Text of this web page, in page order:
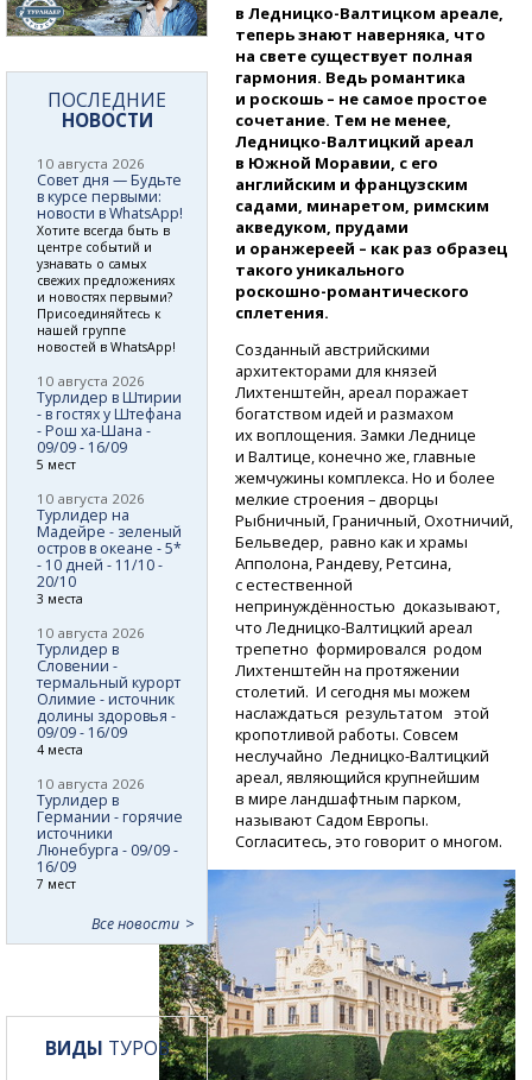
в Ледницко-Валтицком ареале,
теперь знают наверняка, что
на свете существует полная
гармония. Ведь романтика
и роскошь – не самое простое
сочетание. Тем не менее,
Ледницко-Валтицкий ареал
в Южной Моравии, с его
английским и французским
садами, минаретом, римским
акведуком, прудами
и оранжереей – как раз образец
такого уникального
роскошно-романтического
сплетения.
Созданный австрийскими
архитекторами для князей
Лихтенштейн, ареал поражает
богатством идей и размахом
их воплощения. Замки Леднице
и Валтице, конечно же, главные
жемчужины комплекса. Но и более
мелкие строения – дворцы
Рыбничный, Граничный, Охотничий,
Бельведер, равно как и храмы
Апполона, Рандеву, Ретсина,
с естественной
непринуждённостью доказывают,
что Ледницко-Валтицкий ареал
трепетно формировался родом
Лихтенштейн на протяжении
столетий. И сегодня мы можем
наслаждаться результатом этой
кропотливой работы. Совсем
неслучайно Ледницко-Валтицкий
ареал, являющийся крупнейшим
в мире ландшафтным парком,
называют Садом Европы.
Согласитесь, это говорит о многом.
ПОСЛЕДНИЕ
НОВОСТИ
10 августа 2026
Совет дня — Будьте
в курсе первыми:
новости в WhatsApp!
Хотите всегда быть в
центре событий и
узнавать о самых
свежих предложениях
и новостях первыми?
Присоединяйтесь к
нашей группе
новостей в WhatsApp!
10 августа 2026
Турлидер в Штирии
- в гостях у Штефана
- Рош ха-Шана -
09/09 - 16/09
5 мест
10 августа 2026
Турлидер на
Мадейре - зеленый
остров в океане - 5*
- 10 дней - 11/10 -
20/10
3 места
10 августа 2026
Турлидер в
Словении -
термальный курорт
Олимие - источник
долины здоровья -
09/09 - 16/09
4 места
10 августа 2026
Турлидер в
Германии - горячие
источники
Люнебурга - 09/09 -
16/09
7 мест
Все новости
ВИДЫ ТУРОВ